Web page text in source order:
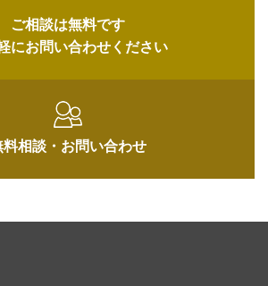
ご相談は無料です
にお問い合わせください
料相談・ お問い合わせ